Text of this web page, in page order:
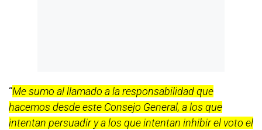
“Me sumo al llamado a la responsabilidad que
hacemos desde este Consejo General, a los que
intentan persuadir y a los que intentan inhibir el voto el